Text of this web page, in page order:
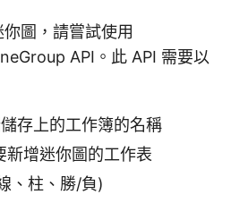
圖，請嘗試使用
API。此 API 需要以
存上的工作簿的名稱
增迷你圖的工作表
、柱、勝/負)